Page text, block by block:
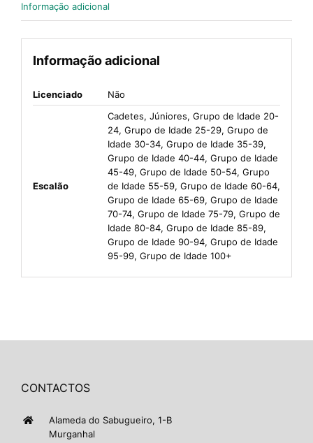
Informação adicional
Informação adicional
Licenciado Não
Escalão
Cadetes, Júniores, Grupo de Idade 20-
24, Grupo de Idade 25-29, Grupo de
Idade 30-34, Grupo de Idade 35-39,
Grupo de Idade 40-44, Grupo de Idade
45-49, Grupo de Idade 50-54, Grupo
de Idade 55-59, Grupo de Idade 60-64,
Grupo de Idade 65-69, Grupo de Idade
70-74, Grupo de Idade 75-79, Grupo de
Idade 80-84, Grupo de Idade 85-89,
Grupo de Idade 90-94, Grupo de Idade
95-99, Grupo de Idade 100+
CONTACTOS
Alameda do Sabugueiro, 1-B
Murganhal